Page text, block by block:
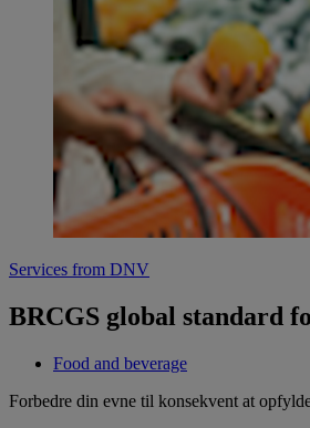
Services from DNV
BRCGS global standard
Food and beverage
Forbedre din evne til konsekvent at